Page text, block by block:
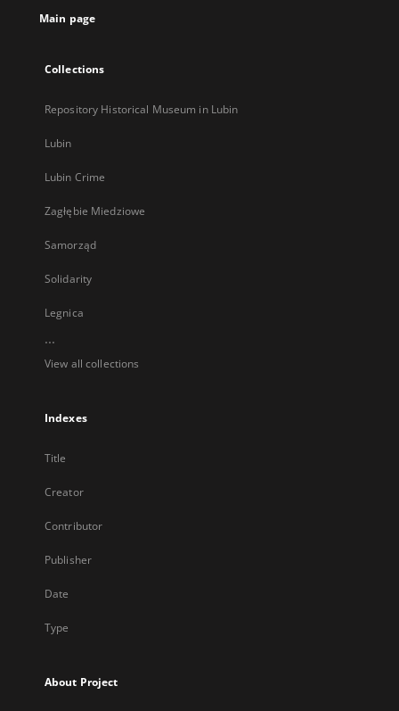
Main page
Collections
Repository Historical Museum in Lubin
Lubin
Lubin Crime
Zagłębie Miedziowe
Samorząd
Solidarity
Legnica
...
View all collections
Indexes
Title
Creator
Contributor
Publisher
Date
Type
About Project